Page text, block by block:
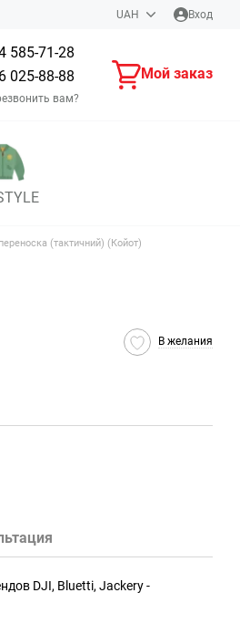
UAH Вход
585-71-28
025-88-88
вам?
Мой заказ
(тактичний) (Койот)
В желания
DJI, Bluetti, Jackery -